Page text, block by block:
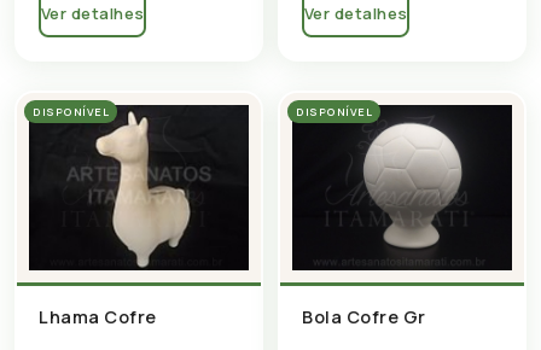
Ver detalhes Ver detalhes
DISPONÍVEL
Lhama Cofre
DISPONÍVEL
Bola Cofre Gr